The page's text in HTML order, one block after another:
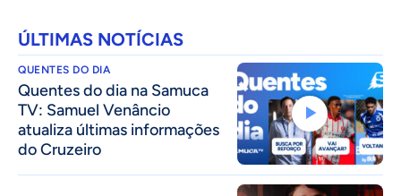
ÚLTIMAS NOTÍCIAS
QUENTES DO DIA
Quentes do dia na Samuca
TV: Samuel Venâncio
atualiza últimas informações
do Cruzeiro